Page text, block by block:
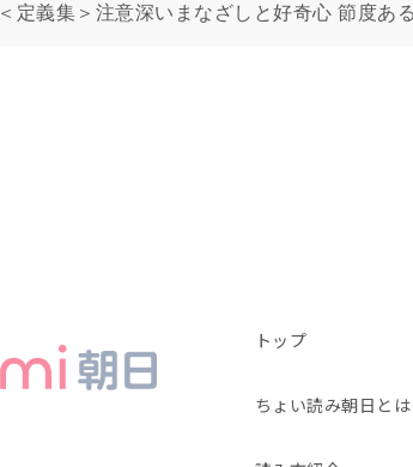
＜定義集＞注意深いまなざしと好奇心 節度あ
トップ
ちょい読み朝日とは